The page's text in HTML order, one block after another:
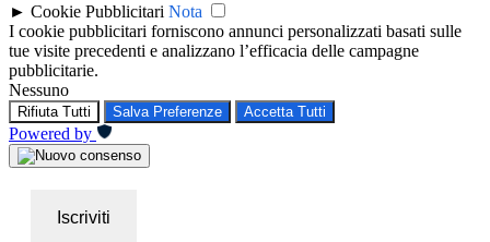
► Cookie Pubblicitari Nota
I cookie pubblicitari forniscono annunci personalizzati basati sulle
tue visite precedenti e analizzano l’efficacia delle campagne
pubblicitarie.
Nessuno
Rifiuta Tutti Salva Preferenze Accetta Tutti
Powered by
Iscriviti